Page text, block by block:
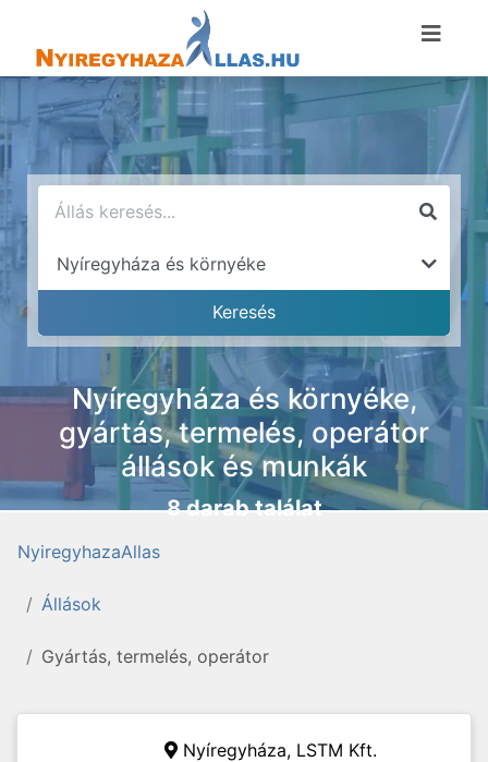
Nyíregyháza és környéke,
gyártás, termelés, operátor
állások és munkák
8 darab találat
NyiregyhazaAllas
Állások
Gyártás, termelés, operátor
Nyíregyháza, LSTM Kft.